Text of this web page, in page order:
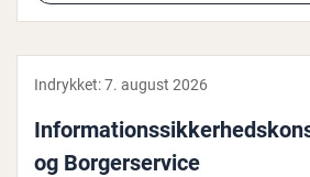
Indrykket:7. august 2026
og Bor­ger­ser­vi­ce